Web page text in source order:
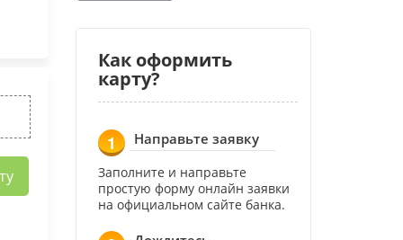
Как оформить
карту?
1 Направьте заявку
Заполните и направьте
простую форму онлайн заявки
на официальном сайте банка.